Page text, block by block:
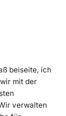
beiseite, ich
mit der
verwalten